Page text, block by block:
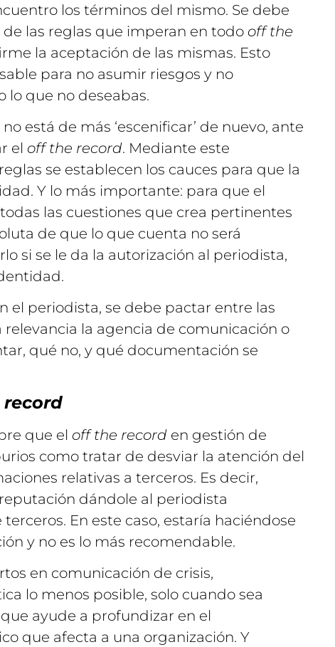
los términos del mismo. Se debe
las reglas que imperan en todo off the
la aceptación de las mismas. Esto
para no asumir riesgos y no
lo que no deseabas.
está de más ‘escenificar’ de nuevo, ante
el off the record. Mediante este
se establecen los cauces para que la
Y lo más importante: para que el
las cuestiones que crea pertinentes
de que lo que cuenta no será
si se le da la autorización al periodista,
el periodista, se debe pactar entre las
la agencia de comunicación o
qué no, y qué documentación se
que el off the recorden gestión de
como tratar de desviar la atención del
relativas a terceros. Es decir,
dándole al periodista
En este caso, estaría haciéndose
y no es lo más recomendable.
en comunicación de crisis,
lo menos posible, solo cuando sea
ayude a profundizar en el
que afecta a una organización. Y